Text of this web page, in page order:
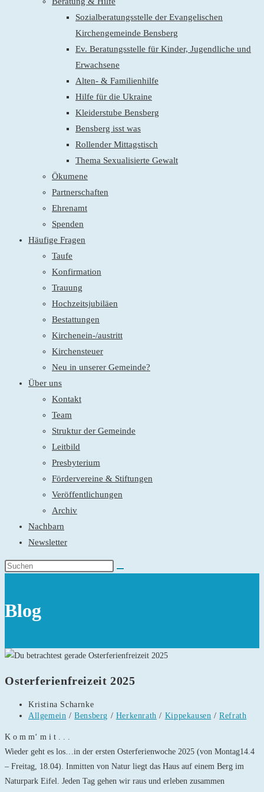
Sozialberatungsstelle der Evangelischen
Kirchengemeinde Bensberg
Ev. Beratungsstelle für Kinder, Jugendliche und
Erwachsene
Alten- & Familienhilfe
Hilfe für die Ukraine
Kleiderstube Bensberg
Bensberg isst was
Rollender Mittagstisch
Thema Sexualisierte Gewalt
Ökumene
Partnerschaften
Ehrenamt
Spenden
Häufige Fragen
Taufe
Konfirmation
Trauung
Hochzeitsjubiläen
Bestattungen
Kirchenein-/austritt
Kirchensteuer
Neu in unserer Gemeinde?
Über uns
Kontakt
Team
Struktur der Gemeinde
Leitbild
Presbyterium
Fördervereine & Stiftungen
Veröffentlichungen
Archiv
Nachbarn
Newsletter
Blog
Osterferienfreizeit 2025
Beitrags-
Autor:
Kristina Scharnke
Beitrags-
Allgemein / Bensberg / Herkenrath / Kippekausen / Refrath
K o m m‘ m i t . . .
Wieder geht es los…in der ersten Osterferienwoche 2025 (von Montag14.4
– Freitag, 18.04). Inmitten von Natur liegt das Haus auf einem Berg im
Naturpark Eifel. Jeden Tag gehen wir raus und erleben zusammen